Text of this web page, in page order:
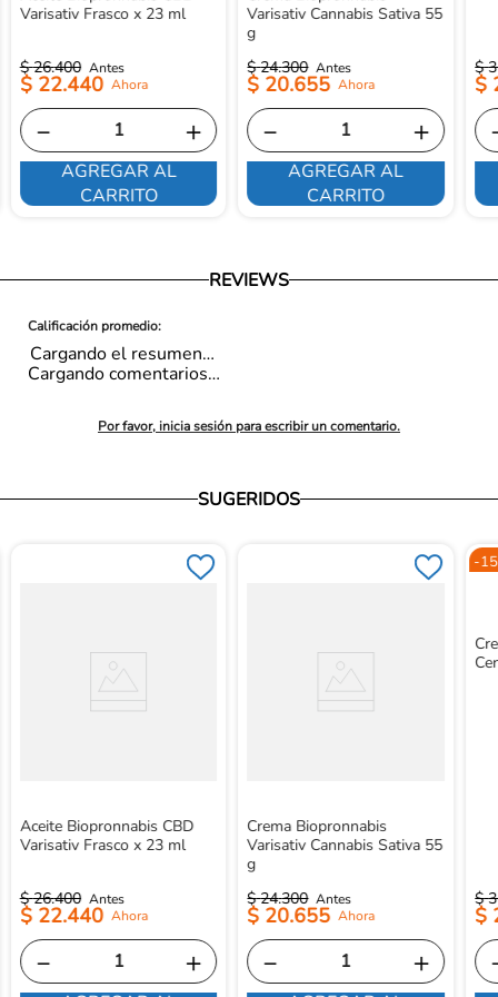
Varisativ Frasco x 23 ml
$ 26.400
$ 22.440
＋
－
AGREGAR AL
CARRITO
Varisativ Cannabis Sativa 55
g
$ 24.300
$ 20.655
＋
－
AGREGAR AL
CARRITO
$
$
REVIEWS
Cargando el resumen…
Por favor, inicia sesión para escribir un comentario.
Cargando comentarios…
SUGERIDOS
Aceite Biopronnabis CBD
Varisativ Frasco x 23 ml
$ 26.400
$ 22.440
＋
－
Crema Biopronnabis
Varisativ Cannabis Sativa 55
g
$ 24.300
$ 20.655
＋
－
-
$
$